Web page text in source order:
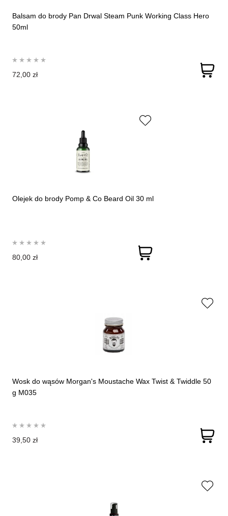
Balsam do brody Pan Drwal Steam Punk Working Class Hero
50ml
72,00 zł
Olejek do brody Pomp & Co Beard Oil 30 ml
80,00 zł
Wosk do wąsów Morgan's Moustache Wax Twist & Twiddle 50
g M035
39,50 zł